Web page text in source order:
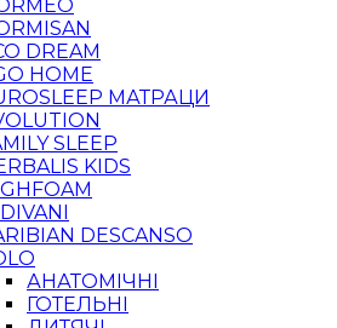
DREAM
HOME
МАТРАЦИ
SLEEP
KIDS
DESCANSO
АНАТОМІЧНІ
ГОТЕЛЬНІ